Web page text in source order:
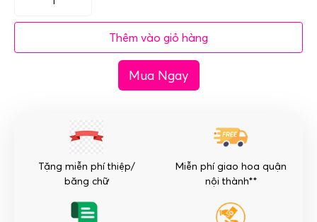
Đặt
hoa
lượng
Thêm vào giỏ hàng
Mua Ngay
Tặng miễn phí thiệp/
băng chữ
Miễn phí giao hoa quận
nội thành**